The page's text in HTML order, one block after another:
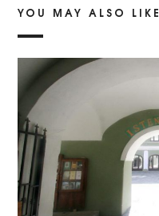
YOU MAY ALSO LIKE